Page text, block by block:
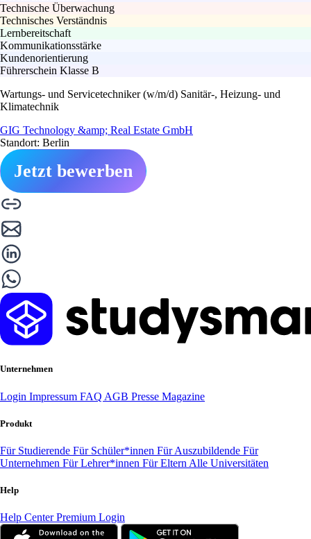
Technische Überwachung
Technisches Verständnis
Lernbereitschaft
Kommunikationsstärke
Kundenorientierung
Führerschein Klasse B
Wartungs- und Servicetechniker (w/m/d) Sanitär-, Heizung- und
Klimatechnik
GIG Technology &amp; Real Estate GmbH
Standort: Berlin
Jetzt bewerben
Unternehmen
Login Impressum FAQ AGB Presse Magazine
Produkt
Für Studierende Für Schüler*innen Für Auszubildende Für
Unternehmen Für Lehrer*innen Für Eltern Alle Universitäten
Help
Help CenterPremium Login